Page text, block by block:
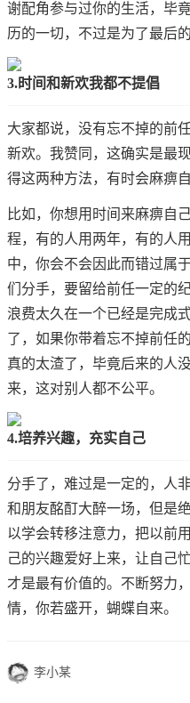
谢配角参与过你的生活，毕
历的一切，不过是为了最后的
3.时间和新欢我都不提倡
大家都说，没有忘不掉的前
新欢。我赞同，这确实是最
得这两种方法，有时会麻痹自
比如，你想用时间来麻痹自
程，有的人用两年，有的人
中，你会不会因此而错过属
们分手，要留给前任一定的
浪费太久在一个已经是完成
了，如果你带着忘不掉前任
真的太渣了，毕竟后来的人
来，这对别人都不公平。
4.培养兴趣，充实自己
分手了，难过是一定的，人
和朋友酩酊大醉一场，但是
以学会转移注意力，把以前
己的兴趣爱好上来，让自己
才是最有价值的。不断努力
情，你若盛开，蝴蝶自来。
李小某